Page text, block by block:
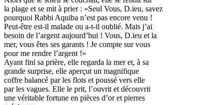
la plage et se mit à prier : «Seul Vous, D.ieu, savez
pourquoi Rabbi Aquiba n’est pas encore venu !
Peut-être est-il malade ou a-t-il oublié. Mais j’ai
besoin de l’argent aujourd’hui ! Vous, D.ieu et la
mer, vous êtes ses garants ! Je compte sur vous
pour me rendre l’argent !»
Ayant fini sa prière, elle regarda la mer et, à sa
grande surprise, elle aperçut un magnifique
coffre balancé par les flots et poussé vers elle
par les vagues. Elle le prit, l’ouvrit et découvrit
une véritable fortune en pièces d’or et pierres